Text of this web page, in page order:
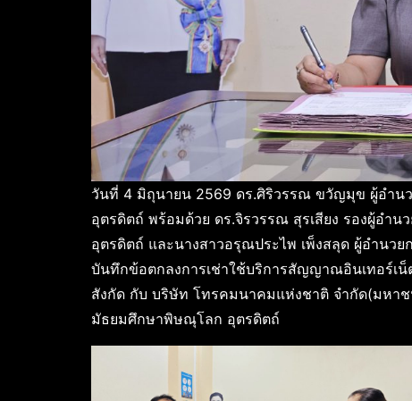
วันที่ 4 มิถุนายน 2569 ดร.ศิริวรรณ ขวัญมุข ผู้อำน
อุตรดิตถ์ พร้อมด้วย ดร.จิรวรรณ สุรเสียง รองผู้อำ
อุตรดิตถ์ และนางสาวอรุณประไพ เพ็งสลุด ผู้อำนว
บันทึกข้อตกลงการเช่าใช้บริการสัญญาณอินเทอร์เ
สังกัด กับ บริษัท โทรคมนาคมแห่งชาติ จำกัด(มหา
มัธยมศึกษาพิษณุโลก อุตรดิตถ์